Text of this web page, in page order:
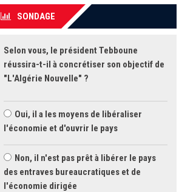
SONDAGE
Selon vous, le président Tebboune
réussira-t-il à concrétiser son objectif de
"L'Algérie Nouvelle" ?
Oui, il a les moyens de libéraliser
l'économie et d'ouvrir le pays
Non, il n'est pas prêt à libérer le pays
des entraves bureaucratiques et de
l'économie dirigée